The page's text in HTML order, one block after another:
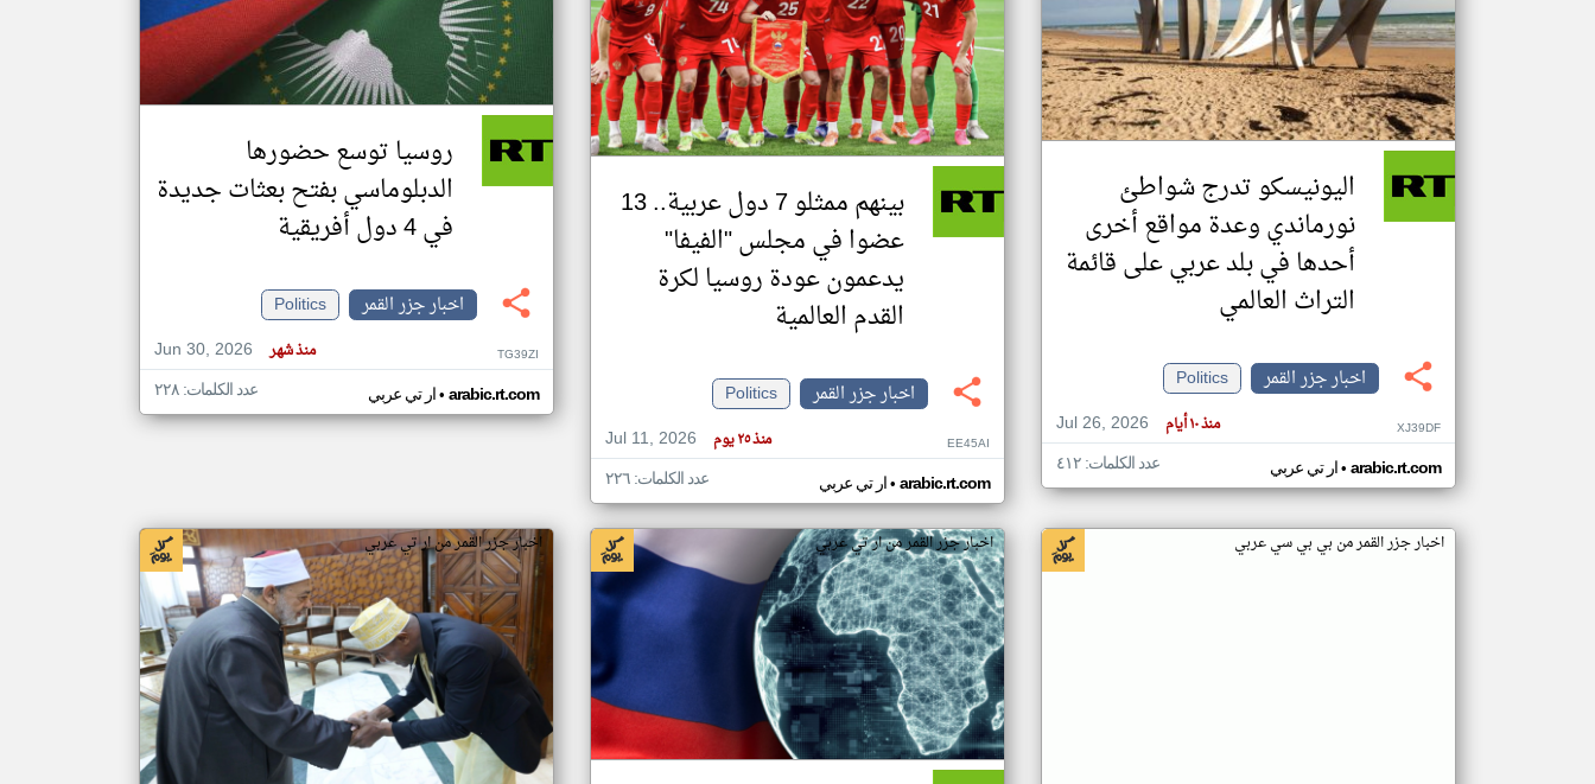
تغيير الدولة
اخبار جزر القمر على مدار الساعة
أهم اخبار جزر القمر العاجلة والمباشرة
اليونيسكو تدرج شواطئ
نورماندي وعدة مواقع أخرى
أحدها في بلد عربي على قائمة
التراث العالمي
اخبار جزر القمر
Politics
Jul 26, 2026
منذ ١٠ أيام XJ39DF
ار تي عربي• arabic.rt.com عدد الكلمات: ٤١٢
بينهم ممثلو 7 دول عربية.. 13
عضوا في مجلس "الفيفا"
يدعمون عودة روسيا لكرة
القدم العالمية
اخبار جزر القمر
Politics
Jul 11, 2026
منذ ٢٥ يوم EE45AI
ار تي عربي• arabic.rt.com عدد الكلمات: ٢٢٦
روسيا توسع حضورها
الدبلوماسي بفتح بعثات جديدة
في 4 دول أفريقية
اخبار جزر القمر
Politics
Jun 30, 2026
منذ شهر TG39ZI
ار تي عربي• arabic.rt.com عدد الكلمات: ٢٢٨
اخبار جزر القمر من بي بي سي عربي اخبار جزر القمر من ار تي عربي اخبار جزر القمر من ار تي عربي
klyoum.com